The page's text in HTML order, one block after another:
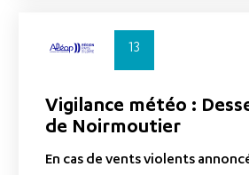
13
Vigilance météo :
de Noirmoutier
En cas de vents violents